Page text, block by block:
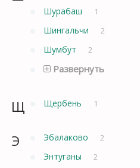
Шурабаш 1
Шингальчи 2
Шумбут 2
Развернуть
Щ Щербень 1
Э Эбалаково 2
Энтуганы 2